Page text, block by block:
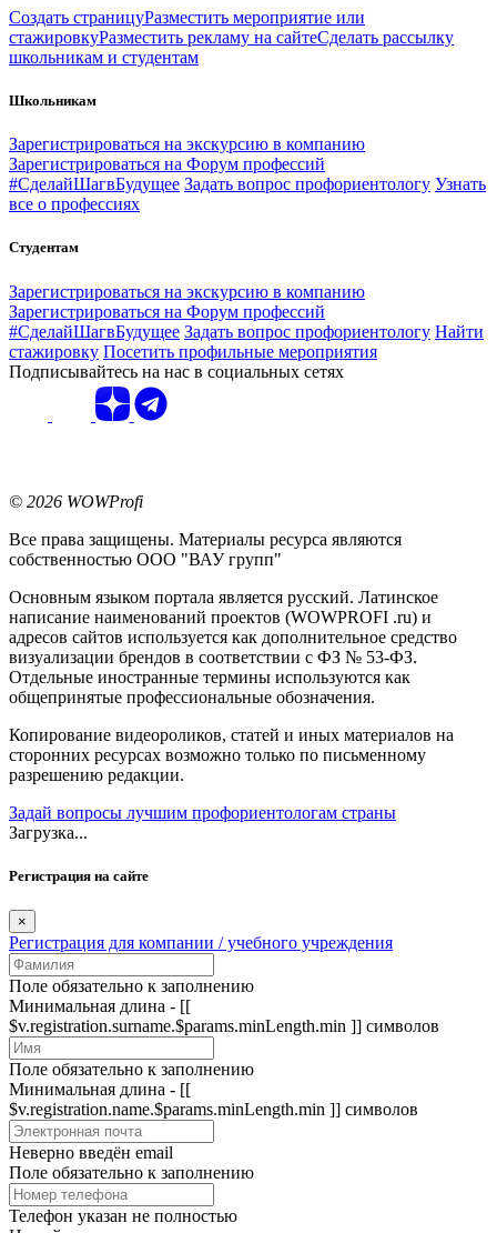
Создать страницуРазместить мероприятие или
стажировкуРазместить рекламу на сайтеСделать рассылку
школьникам и студентам
Школьникам
Зарегистрироваться на экскурсию в компанию
Зарегистрироваться на Форум профессий
#СделайШагвБудущее Задать вопрос профориентологу Узнать
все о профессиях
Студентам
Зарегистрироваться на экскурсию в компанию
Зарегистрироваться на Форум профессий
#СделайШагвБудущее Задать вопрос профориентологу Найти
стажировку Посетить профильные мероприятия
Подписывайтесь на нас в социальных сетях
© 2026 WOWProfi
Все права защищены. Материалы ресурса являются
собственностью ООО "ВАУ групп"
Основным языком портала является русский. Латинское
написание наименований проектов (WOWPROFI .ru) и
адресов сайтов используется как дополнительное средство
визуализации брендов в соответствии с ФЗ № 53-ФЗ.
Отдельные иностранные термины используются как
общепринятые профессиональные обозначения.
Копирование видеороликов, статей и иных материалов на
сторонних ресурсах возможно только по письменному
разрешению редакции.
Задай вопросы лучшим профориентологам страны
Загрузка...
Регистрация на сайте
×
Регистрация для компании / учебного учреждения
Поле обязательно к заполнению
Минимальная длина - [[
$v.registration.surname.$params.minLength.min ]] символов
Поле обязательно к заполнению
Минимальная длина - [[
$v.registration.name.$params.minLength.min ]] символов
Неверно введён email
Поле обязательно к заполнению
Телефон указан не полностью